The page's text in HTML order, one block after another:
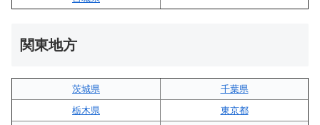
関東地方
茨城県
千葉県
栃木県
東京都